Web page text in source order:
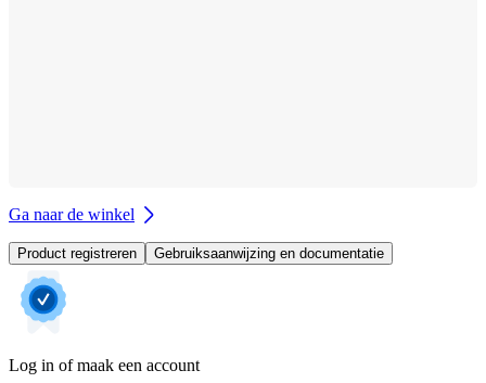
Ga naar de winkel
Product registreren Gebruiksaanwijzing en documentatie
Log in of maak een account